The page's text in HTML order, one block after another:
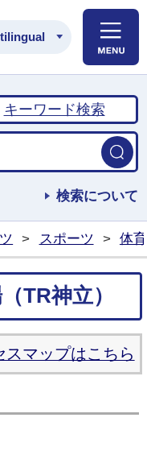
浦市公式ホームペ
キーワード検索
検索について
> スポーツ > 体
TR神立）
スマップはこちら